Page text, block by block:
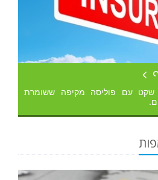
שקט עם פוליסה מקיפה ששומרת